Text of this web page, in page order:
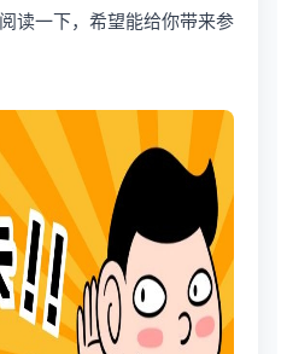
读一下，希望能给你带来参